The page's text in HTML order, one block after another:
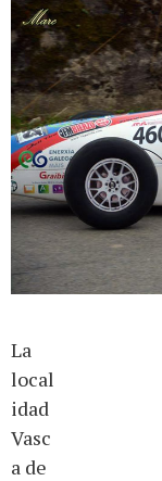
La
local
idad
Vasc
a de